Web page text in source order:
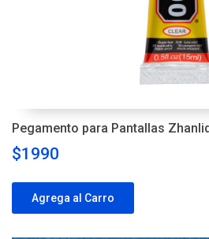
Pegamento para Pantallas
$1990
Agrega al Carro